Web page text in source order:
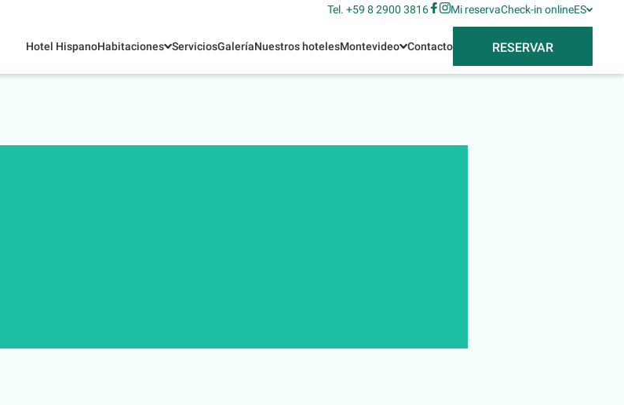
Tel. +59 8 2900 3816 Mi reservaCheck-in onlineES
Hotel HispanoHabitaciones ServiciosGaleríaNuestros hotelesMontevideo Contacto RESERVAR